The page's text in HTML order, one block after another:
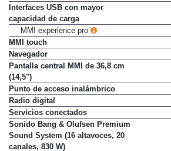
MMI experience pro
Interfaces USB con mayor
capacidad de carga
MMI experience pro
MMI touch
Navegador
Pantalla central MMI de 36,8 cm
(14,5")
Punto de acceso inalámbrico
Radio digital
Servicios conectados
Sonido Bang & Olufsen Premium
Sound System (16 altavoces, 20